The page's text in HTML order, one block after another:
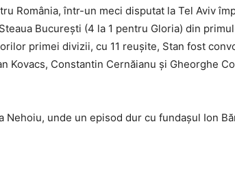
România, într-un meci disputat la Tel Aviv
Bucureşti (4 la 1 pentru Gloria) din
primei divizii, cu 11 reuşite, Stan fost
Constantin Cernăianu şi Gheorghe
unde un episod dur cu fundașul Ion